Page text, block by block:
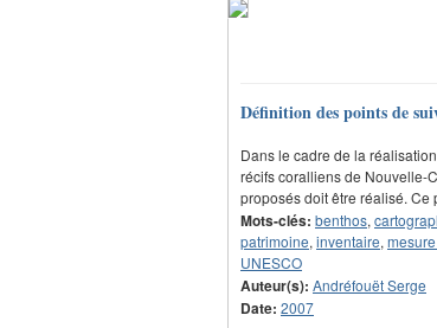
Définition des points de
Dans le cadre de la
récifs coralliens de Nouvelle-
proposés doit être réalisé.
Mots-clés: benthos,
patrimoine, inventaire,
UNESCO
Auteur(s): Andréfouët Serge
Date: 2007